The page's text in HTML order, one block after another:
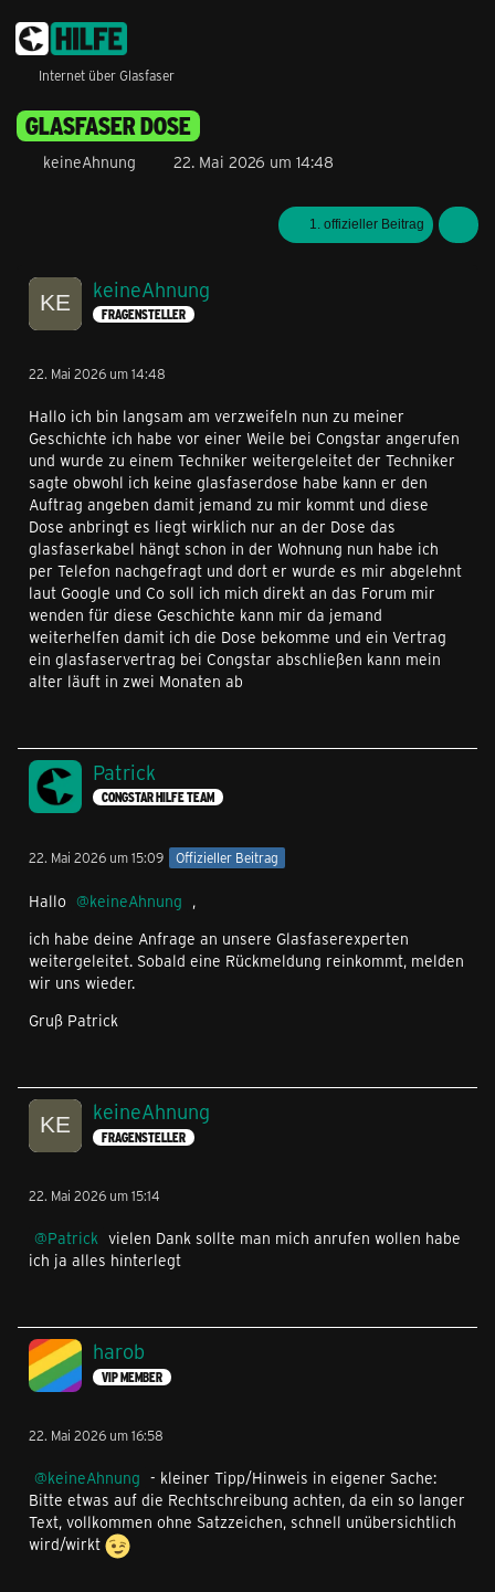
Internet über Glasfaser
GLASFASER DOSE
keineAhnung 22. Mai 2026 um 14:48
1. offizieller Beitrag
keineAhnung
FRAGENSTELLER
22. Mai 2026 um 14:48
Hallo ich bin langsam am verzweifeln nun zu meiner
Geschichte ich habe vor einer Weile bei Congstar angerufen
und wurde zu einem Techniker weitergeleitet der Techniker
sagte obwohl ich keine glasfaserdose habe kann er den
Auftrag angeben damit jemand zu mir kommt und diese
Dose anbringt es liegt wirklich nur an der Dose das
glasfaserkabel hängt schon in der Wohnung nun habe ich
per Telefon nachgefragt und dort er wurde es mir abgelehnt
laut Google und Co soll ich mich direkt an das Forum mir
wenden für diese Geschichte kann mir da jemand
weiterhelfen damit ich die Dose bekomme und ein Vertrag
ein glasfaservertrag bei Congstar abschließen kann mein
alter läuft in zwei Monaten ab
Patrick
CONGSTAR HILFE TEAM
22. Mai 2026 um 15:09 Offizieller Beitrag
Hallo keineAhnung ,
ich habe deine Anfrage an unsere Glasfaserexperten
weitergeleitet. Sobald eine Rückmeldung reinkommt, melden
wir uns wieder.
Gruß Patrick
keineAhnung
FRAGENSTELLER
22. Mai 2026 um 15:14
Patrick vielen Dank sollte man mich anrufen wollen habe
ich ja alles hinterlegt
harob
VIP MEMBER
22. Mai 2026 um 16:58
keineAhnung - kleiner Tipp/Hinweis in eigener Sache:
Bitte etwas auf die Rechtschreibung achten, da ein so langer
Text, vollkommen ohne Satzzeichen, schnell unübersichtlich
wird/wirkt